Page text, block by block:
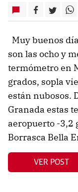
Muy buenos
son las ocho y
termómetro en
grados, sopla
están nubosos.
Granada estas
aeropuerto -3,2
Borrasca Bella
VER POST